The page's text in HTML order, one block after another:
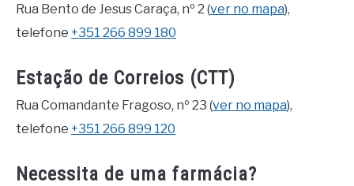
Rua Bento de Jesus Caraça, nº 2 (ver no mapa),
telefone +351 266 899 180
Estação de Correios (CTT)
Rua Comandante Fragoso, nº 23 (ver no mapa),
telefone +351 266 899 120
Necessita de uma farmácia?